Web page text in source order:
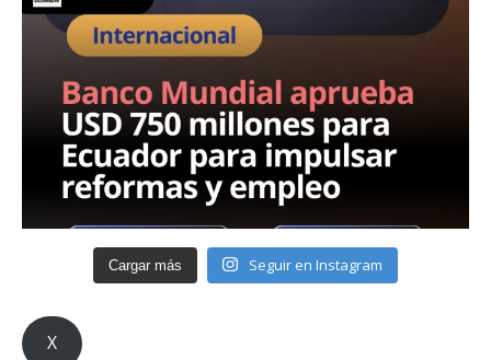
Cargar más Seguir en Instagram
X